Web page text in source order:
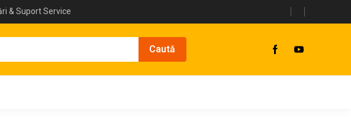
& Suport Service